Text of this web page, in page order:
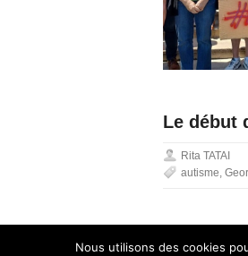
Le début
Rita TATAI
autisme,
Nous utilisons des cookies